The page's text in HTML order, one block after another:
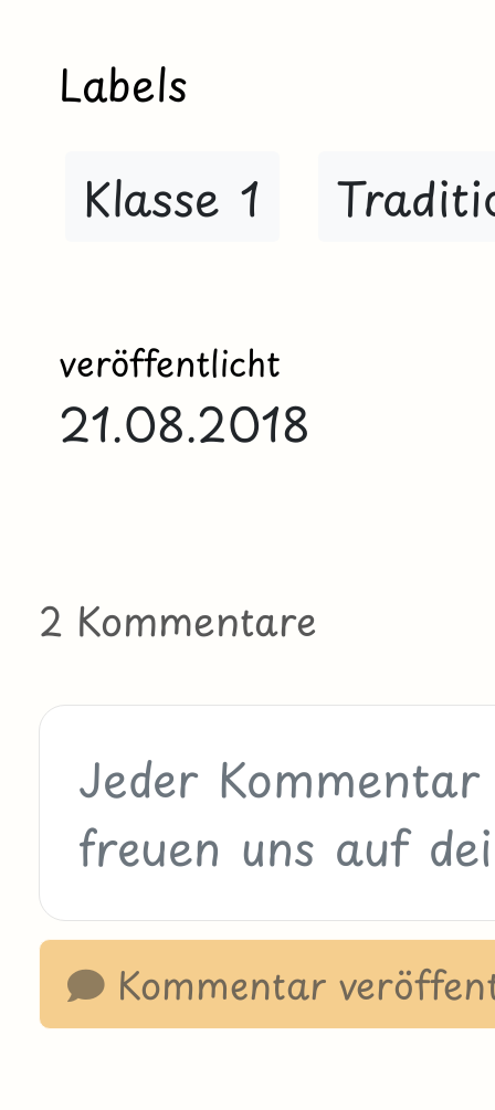
Labels
Klasse 1
veröffentlicht
21.08.2018
2 Kommentare
Kommentar